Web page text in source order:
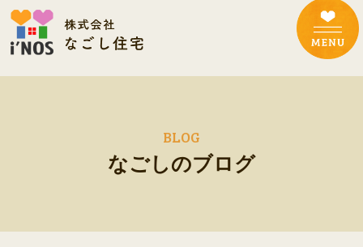
なごしのブログ
BLOG